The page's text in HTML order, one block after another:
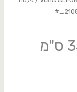
פלטה אובלית פורצלן 33 ס"מ